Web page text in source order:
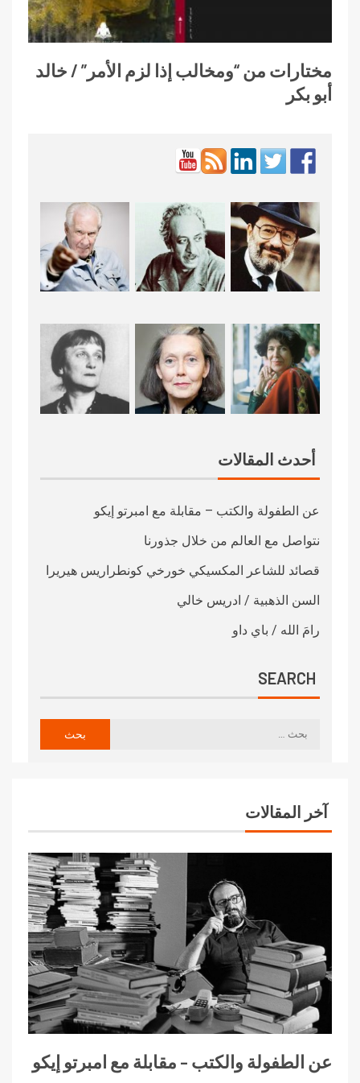
مختارات من “ومخالب إذا لزم الأمر” / خالد
أبو بكر
أحدث المقالات
عن الطفولة والكتب – مقابلة مع امبرتو إيكو
نتواصل مع العالم من خلال جذورنا
قصائد للشاعر المكسيكي خورخي كونطراريس هيريرا
السن الذهبية / ادريس خالي
رامَ الله / باي داو
SEARCH
آخر المقالات
عن الطفولة والكتب – مقابلة مع امبرتو إيكو